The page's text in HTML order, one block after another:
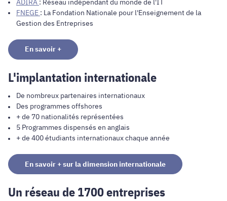
FNEGE : La Fondation Nationale pour l'Enseignement de la
Gestion des Entreprises
En savoir +
L'implantation internationale
De nombreux partenaires internationaux
Des programmes offshores
+ de 70 nationalités représentées
5 Programmes dispensés en anglais
+ de 400 étudiants internationaux chaque année
En savoir + sur la dimension internationale
Un réseau de 1700 entreprises